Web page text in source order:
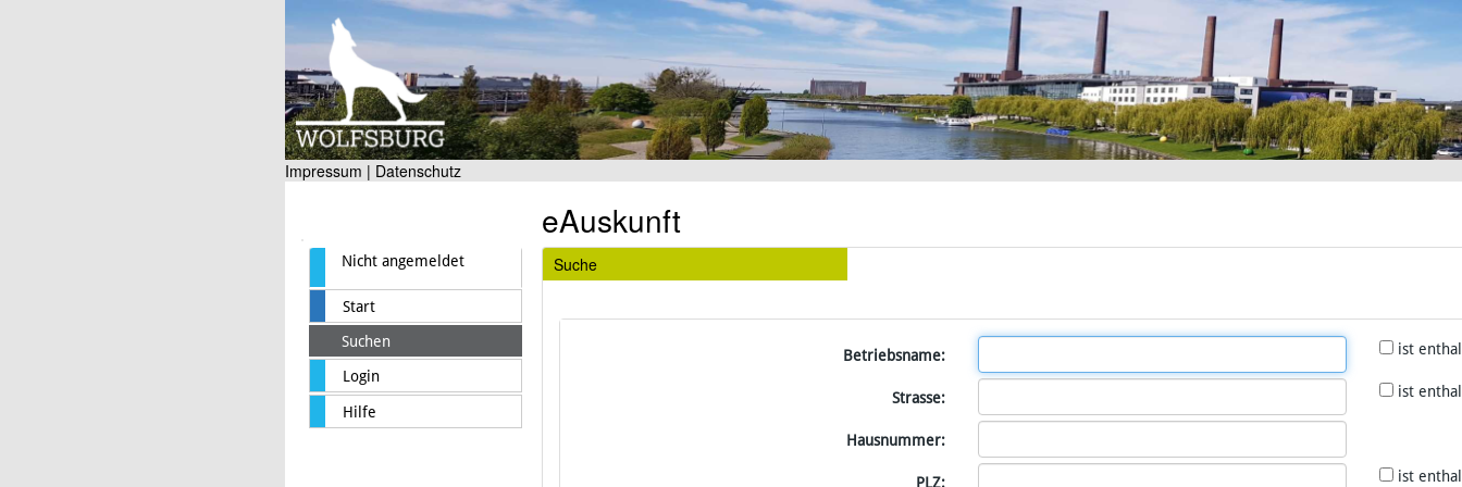
Impressum | Datenschutz
Nicht angemeldet
Start
Suchen
Login
Hilfe
eAuskunft
Suche
Betriebsname: ist
Strasse: ist
Hausnummer:
PLZ: ist